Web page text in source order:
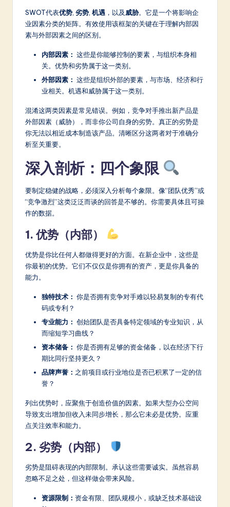
ft
w
o
ti
o
SWOT代表优势 劣势 机遇 ，以及威胁。它是一个将影响企
业因素分类的矩阵。有效使用该框架的关键在于理解内部因
素与外部因素之间的区别。
内部因素： 这些是你能够控制的要素，与组织本身相
关。优势和劣势属于这一类别。
外部因素： 这些是组织外部的要素，与市场、经济和行
业相关。机遇和威胁属于这一类别。
混淆这两类因素是常见错误。例如，竞争对手推出新产品是
外部因素（威胁），而非你公司自身的劣势。真正的劣势是
你无法以相近成本制造该产品。清晰区分这两者对于准确分
析至关重要。
深入剖析：四个象限
要制定稳健的战略，必须深入分析每个象限。像“团队优秀”或
“竞争激烈”这类泛泛而谈的回答是不够的。你需要具体且可操
作的数据。
1. 优势（内部）
优势是你比任何人都做得更好的方面。在新企业中，这些是
你最初的优势。它们不仅仅是你拥有的资产，更是你具备的
能力。
独特技术： 你是否拥有竞争对手难以轻易复制的专有代
码或专利？
专业能力： 创始团队是否具备特定领域的专业知识，从
而缩短学习曲线？
资本储备： 你是否拥有足够的资金储备，以在经济下行
期比同行坚持更久？
品牌声誉： 之前项目或行业地位是否已积累了一定的信
誉？
列出优势时，应聚焦于创造价值的因素。如果大型办公空间
导致支出增加但收入未同步增长，那么它未必是优势。应重
点关注效率和能力。
2. 劣势（内部）
劣势是阻碍表现的内部限制。承认这些需要诚实。虽然容易
忽略不足之处，但这样做会带来风险。
资源限制： 资金有限、团队规模小，或缺乏技术基础设